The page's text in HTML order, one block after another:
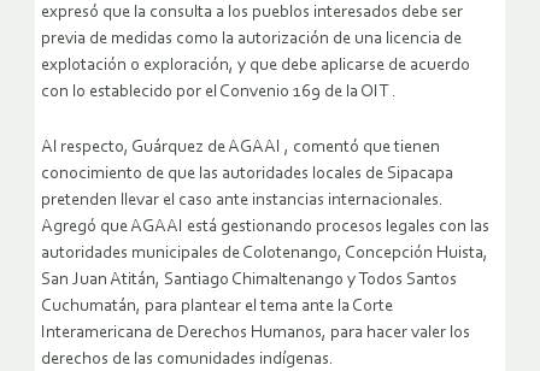
expresó que la consulta a los pueblos interesados debe ser
previa de medidas como la autorización de una licencia de
explotación o exploración, y que debe aplicarse de acuerdo
con lo establecido por el Convenio 169 de la OIT .
Al respecto, Guárquez de AGAAI , comentó que tienen
conocimiento de que las autoridades locales de Sipacapa
pretenden llevar el caso ante instancias internacionales.
Agregó que AGAAI está gestionando procesos legales con las
autoridades municipales de Colotenango, Concepción Huista,
San Juan Atitán, Santiago Chimaltenango y Todos Santos
Cuchumatán, para plantear el tema ante la Corte
Interamericana de Derechos Humanos, para hacer valer los
derechos de las comunidades indígenas.